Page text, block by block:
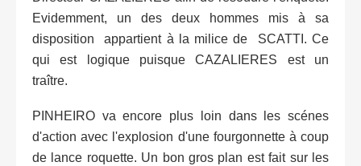
Evidemment, un des deux hommes mis à sa
disposition appartient à la milice de SCATTI. Ce
qui est logique puisque CAZALIERES est un
traître.
PINHEIRO va encore plus loin dans les scénes
d'action avec l'explosion d'une fourgonnette à coup
de lance roquette. Un bon gros plan est fait sur les